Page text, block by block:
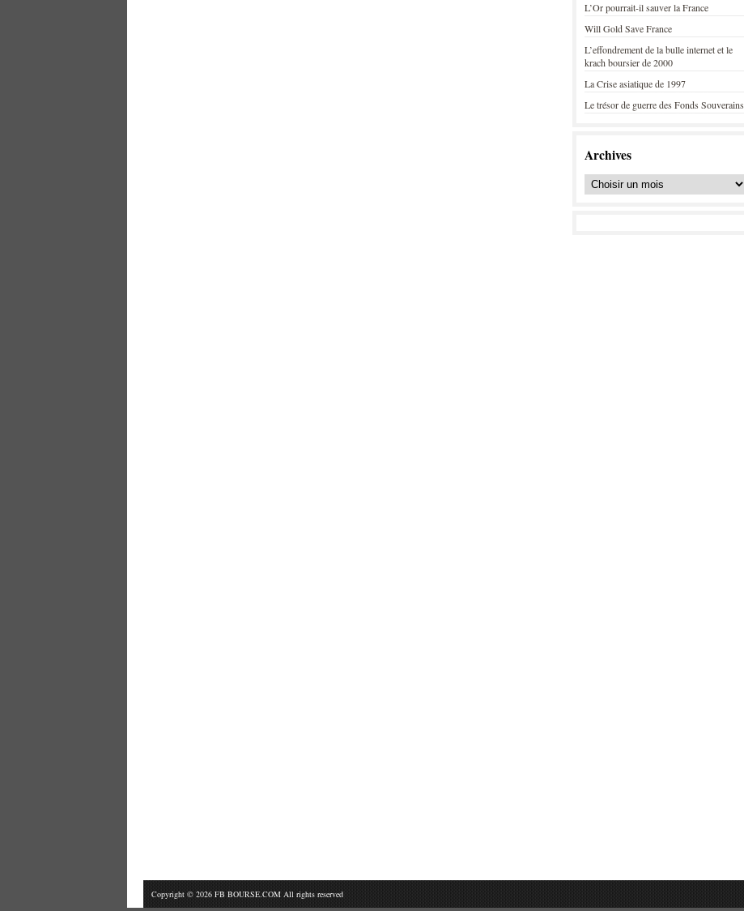
L’Or pourrait-il sauver la France
Will Gold Save France
L’effondrement de la bulle internet et le
krach boursier de 2000
La Crise asiatique de 1997
Le trésor de guerre des Fonds Souverains
Archives
Copyright © 2026 FB BOURSE.COM All rights reserved